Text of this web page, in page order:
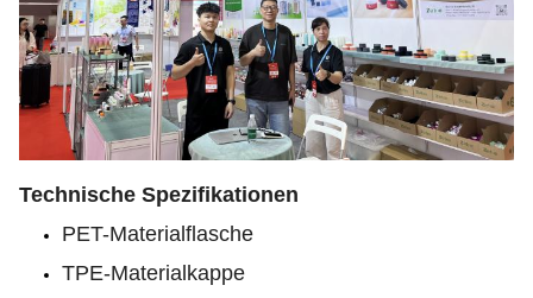
Technische Spezifikationen
PET-Materialflasche
TPE-Materialkappe